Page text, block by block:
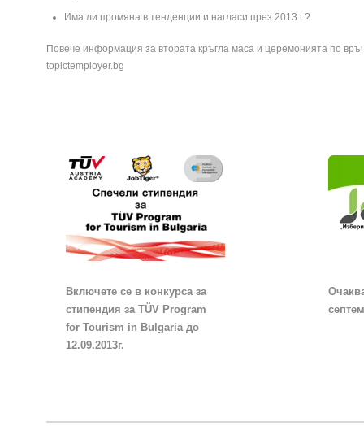
Има ли промяна в тенденции и нагласи през 2013 г.?
Повече информация за втората кръгла маса и церемонията по
topictemployer.bg
Включете се в конкурса за
стипендия за TÜV Program
for Tourism in Bulgaria до
12.09.2013г.